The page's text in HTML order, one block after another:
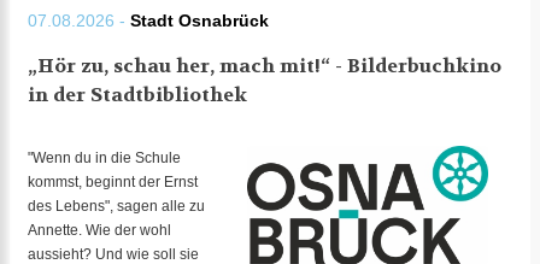
07.08.2026 - Stadt Osnabrück
„Hör zu, schau her, mach mit!“ - Bilderbuchkino
in der Stadtbibliothek
"Wenn du in die Schule
kommst, beginnt der Ernst
des Lebens", sagen alle zu
Annette. Wie der wohl
aussieht? Und wie soll sie